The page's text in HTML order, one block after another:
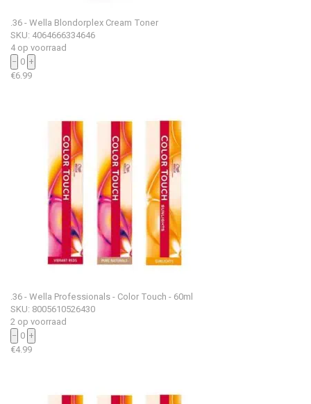
.36 - Wella Blondorplex Cream Toner
SKU: 4064666334646
4 op voorraad
− 0 +
€6.99
.36 - Wella Professionals - Color Touch - 60ml
SKU: 8005610526430
2 op voorraad
− 0 +
€4.99